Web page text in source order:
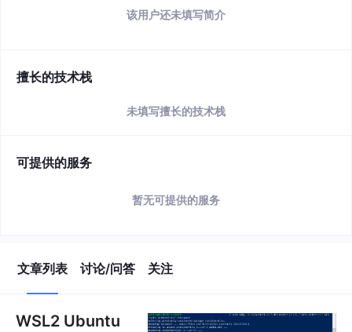
该用户还未填写简介
擅长的技术栈
未填写擅长的技术栈
可提供的服务
暂无可提供的服务
文章列表 讨论/问答 关注
WSL2 Ubuntu